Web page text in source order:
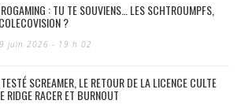
: TU TE SOUVIENS… LES SCHTROUMPFS,
?
juin 2026 - 19 h 02
SCREAMER, LE RETOUR DE LA LICENCE CULTE
RIDGE RACER ET BURNOUT